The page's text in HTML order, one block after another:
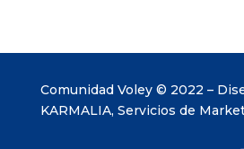
Comunidad Voley © 2022 –
KARMALIA, Servicios de